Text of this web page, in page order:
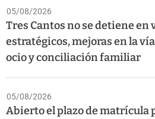
05/08/2026
Tres Cantos no se detiene en
estratégicos, mejoras en la
ocio y conciliación familiar
05/08/2026
Abierto el plazo de matrícula